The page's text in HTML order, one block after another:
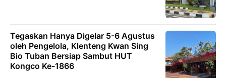
Tegaskan Hanya Digelar 5-6 Agustus
oleh Pengelola, Klenteng Kwan Sing
Bio Tuban Bersiap Sambut HUT
Kongco Ke-1866